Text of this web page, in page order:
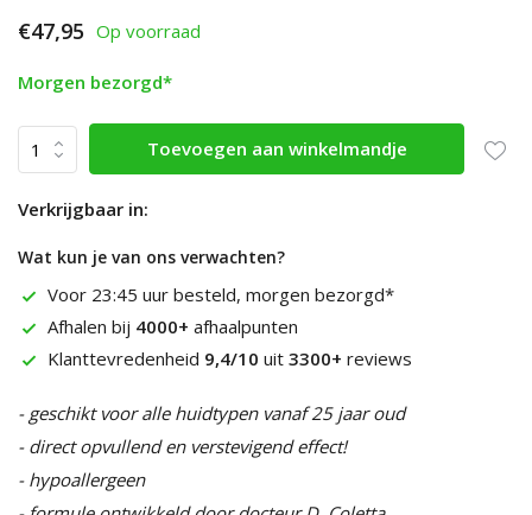
€47,95 Op voorraad
Morgen bezorgd*
Toevoegen aan winkelmandje
Verkrijgbaar in:
Wat kun je van ons verwachten?
Voor 23:45 uur besteld, morgen bezorgd*
Afhalen bij 4000+ afhaalpunten
Klanttevredenheid 9,4/10 uit 3300+ reviews
- geschikt voor alle huidtypen vanaf 25 jaar oud
- direct opvullend en verstevigend effect!
- hypoallergeen